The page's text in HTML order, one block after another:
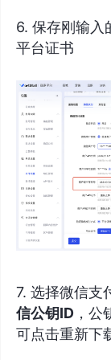
6. 保存刚输入
平台证书
7. 选择微信支
信公钥ID ，
可点击重新下